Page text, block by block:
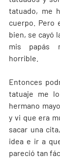
tatuado, me
cuerpo. Pero
bien, se cayó
mis papás
horrible.
Entonces
tatuaje me
hermano
y vi que era
sacar una
idea e ir a
pareció tan